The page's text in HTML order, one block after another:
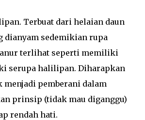
Terbuat dari helaian daun
dianyam sedemikian rupa
terlihat seperti memiliki
serupa halilipan. Diharapkan
menjadi pemberani dalam
prinsip (tidak mau diganggu)
rendah hati.